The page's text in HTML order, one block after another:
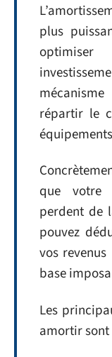
plus
répartir le
que votre
perdent de
pouvez
vos
base
Les
amortir sont